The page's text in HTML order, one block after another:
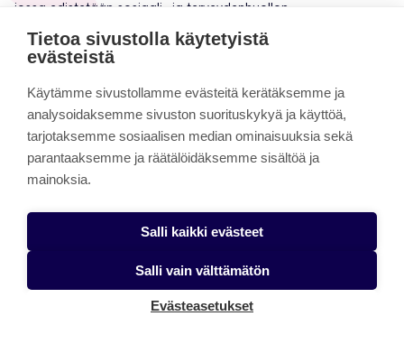
jossa edistetään sosiaali- ja terveydenhuollon
jatkuvuutta sekä potilasturvallisuutta kahdesta näkökulmasta.
Projektissa lisätään sote-alan ammattilaisten
käyttöä sekä vahvistetaan sote-alan ja tietohallinnon
ammattilaisten välistä yhteistyötä kyberturvallisuuden osalta.
Projektin osatoteuttajina ovat Laurea sekä Tampereen ja Turun
ammattikorkeakoulut, ja sitä toteutetaan yhteistyössä viiden
hyvinvointialueen kanssa. Projektia rahoitetaan
Artikkelissa mainitut havainnekuvat, sekä muut KyberSoTe-
projektissa kehitetyt materiaalit sosiaali- ja terveysalan
kyberturvallisuuden vahvistamiseksi löydät hankkeen
verkkosivuilta osiosta Kyberturvallisuuden työkalupakki
Tietoa sivustolla käytetyistä
evästeistä
Käytämme sivustollamme evästeitä kerätäksemme ja
analysoidaksemme sivuston suorituskykyä ja käyttöä,
tarjotaksemme sosiaalisen median ominaisuuksia sekä
parantaaksemme ja räätälöidäksemme sisältöä ja
mainoksia.
Salli kaikki evästeet
Salli vain välttämätön
Evästeasetukset